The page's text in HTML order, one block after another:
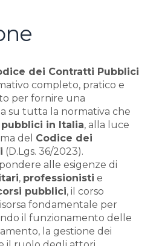
dei Contratti Pubblici
completo, pratico e
per fornire una
su tutta la normativa che
in Italia, alla luce
del Codice dei
(D.Lgs. 36/2023).
alle esigenze di
, professionisti e
pubblici, il corso
fondamentale per
il funzionamento delle
la gestione dei